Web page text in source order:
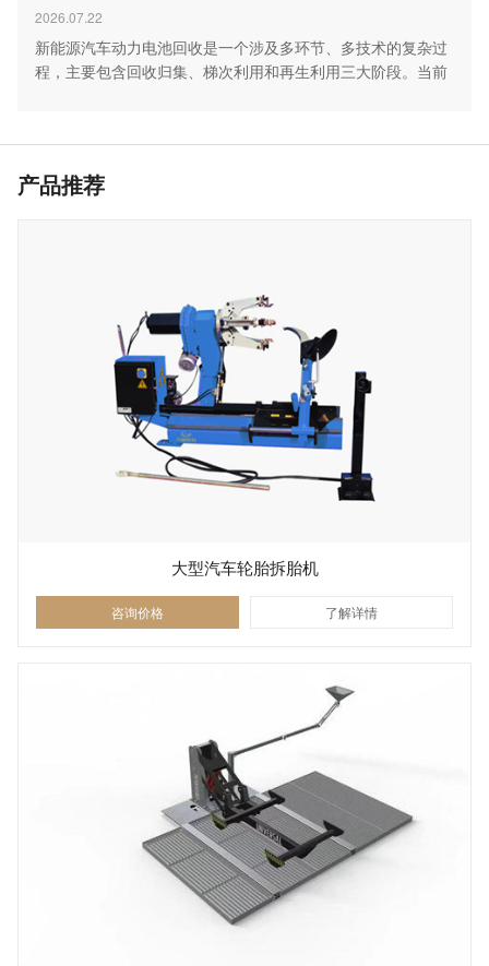
2026.07.22
新能源汽车动力电池回收是一个涉及多环节、多技术的复杂过
程，主要包含回收归集、梯次利用和再生利用三大阶段。当前
产品推荐
大型汽车轮胎拆胎机
咨询价格 了解详情